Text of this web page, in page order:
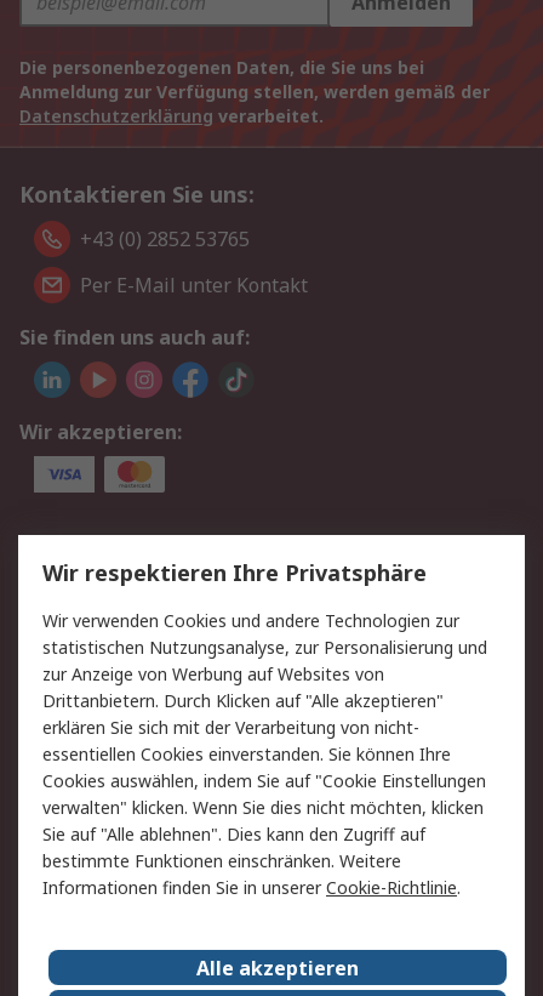
Die personenbezogenen Daten, die Sie uns bei
Anmeldung zur Verfügung stellen, werden gemäß der
Datenschutzerklärung verarbeitet.
Kontaktieren Sie uns:
+43 (0) 2852 53765
Per E-Mail unter Kontakt
Sie finden uns auch auf:
Wir akzeptieren:
Service
Value Added Services
Lieferlösungen
Rücksendung/Entsorgung Kontakt
Hilfe
Rechtliches
RS Verkaufs- und
Lieferbedingungen
Datenschutz
Cookie-Richtlinie
Zahlungsbedingungen
Impressum
Webseite Konditionen
RS weltweit
Wir respektieren Ihre Privatsphäre
Wir verwenden Cookies und andere Technologien zur
statistischen Nutzungsanalyse, zur Personalisierung und
zur Anzeige von Werbung auf Websites von
Drittanbietern. Durch Klicken auf "Alle akzeptieren"
erklären Sie sich mit der Verarbeitung von nicht-
essentiellen Cookies einverstanden. Sie können Ihre
Cookies auswählen, indem Sie auf "Cookie Einstellungen
verwalten" klicken. Wenn Sie dies nicht möchten, klicken
Sie auf "Alle ablehnen". Dies kann den Zugriff auf
bestimmte Funktionen einschränken. Weitere
Informationen finden Sie in unsererCookie-Richtlinie.
Alle akzeptieren